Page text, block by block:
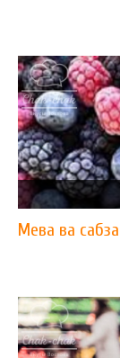
Мева ва